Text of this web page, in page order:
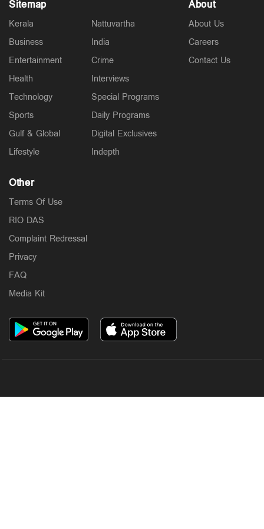
Sitemap
Kerala
Business
Entertainment
Health
Technology
Sports
Gulf & Global
Lifestyle
Nattuvartha
India
Crime
Interviews
Special Programs
Daily Programs
Digital Exclusives
Indepth
About
About Us
Careers
Contact Us
Other
Terms Of Use
RIO DAS
Complaint Redressal
Privacy
FAQ
Media Kit